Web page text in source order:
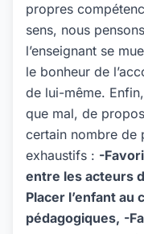
propres
sens, nous
l’enseignant se
le bonheur de
de lui-même.
que mal, de
certain nombre de
exhaustifs : -
entre les acteurs
Placer l’enfant
pédagogiques, -